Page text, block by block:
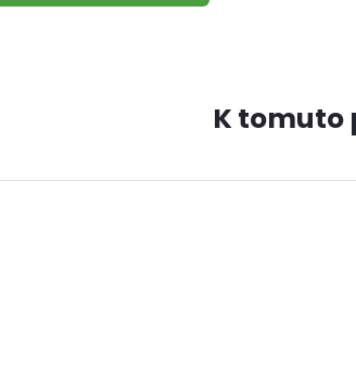
K tomuto